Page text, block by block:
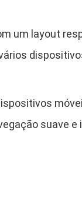
um layout
suave